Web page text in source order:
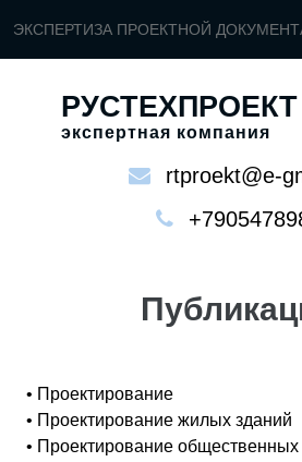
ЭКСПЕРТИЗА ПРОЕКТНОЙ
РУСТЕХПРОЕКТ
экспертная компания
rtproekt@e-
• Проектирование
• Проектирование жилых зданий
• Проектирование общественных